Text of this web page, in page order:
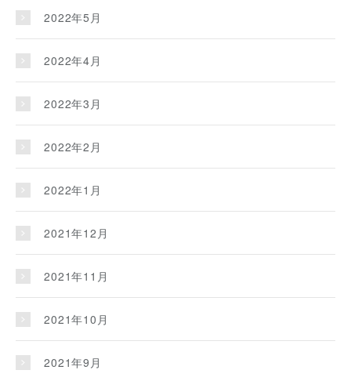
2022年5月
2022年4月
2022年3月
2022年2月
2022年1月
2021年12月
2021年11月
2021年10月
2021年9月